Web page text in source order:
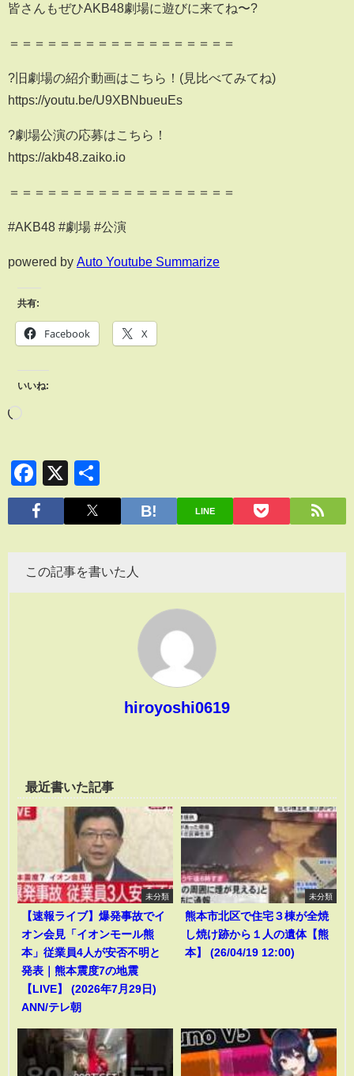
皆さんもぜひAKB48劇場に遊びに来てね〜?
＝＝＝＝＝＝＝＝＝＝＝＝＝＝＝＝＝＝
?旧劇場の紹介動画はこちら！(見比べてみてね)
https://youtu.be/U9XBNbueuEs
?劇場公演の応募はこちら！
https://akb48.zaiko.io
＝＝＝＝＝＝＝＝＝＝＝＝＝＝＝＝＝＝
#AKB48 #劇場 #公演
powered by Auto Youtube Summarize
共有:
Facebook X
いいね:
Facebook
X
有
LINE
この記事を書いた人
hiroyoshi0619
最近書いた記事
未分類
【速報ライブ】爆発事故でイ
オン会見「イオンモール熊
本」従業員4人が安否不明と
発表｜熊本震度7の地震
【LIVE】 (2026年7月29日)
ANN/テレ朝
未分類
熊本市北区で住宅３棟が全焼
し焼け跡から１人の遺体【熊
本】 (26/04/19 12:00)